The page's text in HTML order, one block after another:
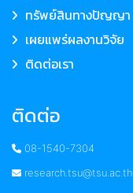
ทรัพย์สินทางปัญญา
เผยแพร่ผลงานวิจัย
ติดต่อเรา
ติดต่อ
08-1540-7304
research.tsu@tsu.ac.th